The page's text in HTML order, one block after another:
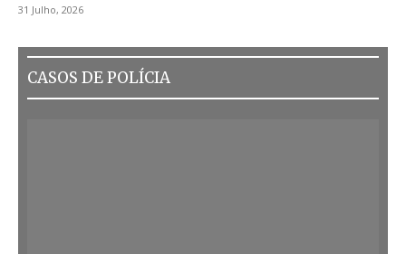
31 Julho, 2026
CASOS DE POLÍCIA